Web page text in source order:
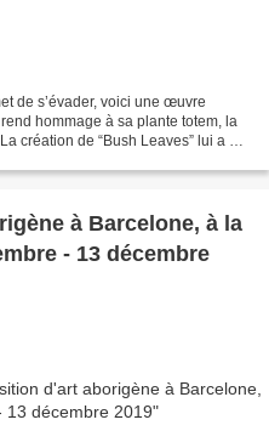
de s’évader, voici une œuvre
hommage à sa plante totem, la
création de “Bush Leaves” lui a en
à Barcelone, à la
- 13 décembre